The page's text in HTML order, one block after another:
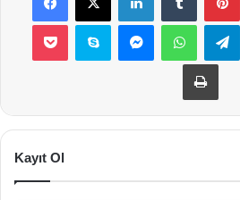
Pocket Skype Messenger
Kayıt Ol